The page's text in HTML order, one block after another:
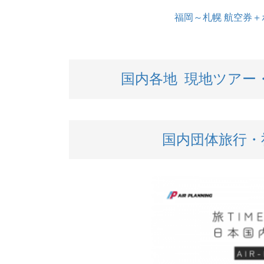
福岡～札幌 航空券
国内各地 現地ツア
国内団体旅行